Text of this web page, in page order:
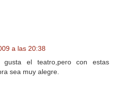
a las 20:38
el teatro,pero con estas
sea muy alegre.